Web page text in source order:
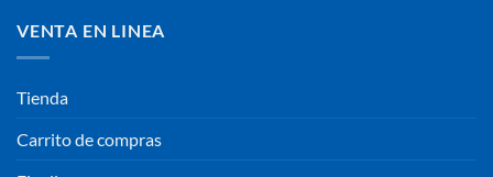
VENTA EN LINEA
Tienda
Carrito de compras